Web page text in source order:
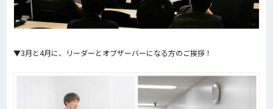
▼3月と4月に、リーダーとオブザーバーになる方のご挨拶！